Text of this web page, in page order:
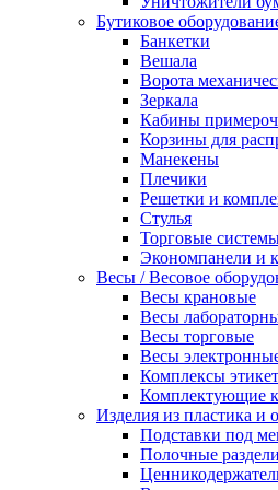
Бутиковое
Банкетки
Вешала
Ворота
Зеркала
Кабины
Корзины для
Манекены
Плечики
Решетки и
Стулья
Торговые
Экономпанели и
Весы / Весовое
Весы крановые
Весы
Весы торговые
Весы
Комплексы
Комплектующие
Изделия из пластика и
Подставки под
Полочные